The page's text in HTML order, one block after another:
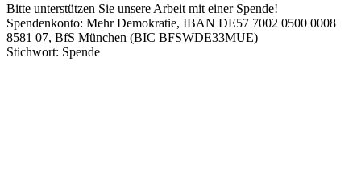
Bitte unterstützen Sie unsere Arbeit mit einer Spende!
Spendenkonto: Mehr Demokratie, IBAN DE57 7002 0500 0008
8581 07, BfS München (BIC BFSWDE33MUE)
Stichwort: Spende